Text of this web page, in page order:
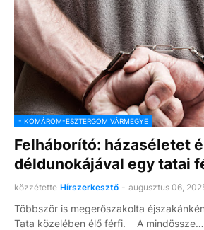
- KOMÁROM-ESZTERGOM VÁRMEGYE
Felháborító: házaséletet
déldunokájával egy tatai
közzétette Hírszerkesztő - augusztus 06,
Többször is megerőszakolta
Tata közelében élő férfi. A mindössze…